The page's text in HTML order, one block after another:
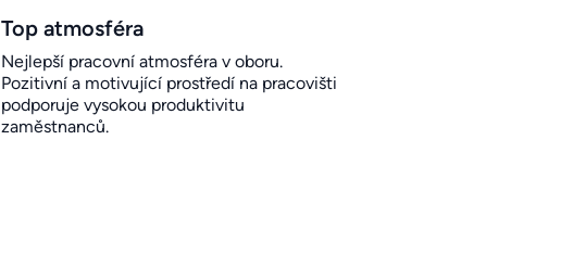
Top atmosféra
Nejlepší pracovní atmosféra v oboru.
Pozitivní a motivující prostředí na pracovišti
podporuje vysokou produktivitu
zaměstnanců.